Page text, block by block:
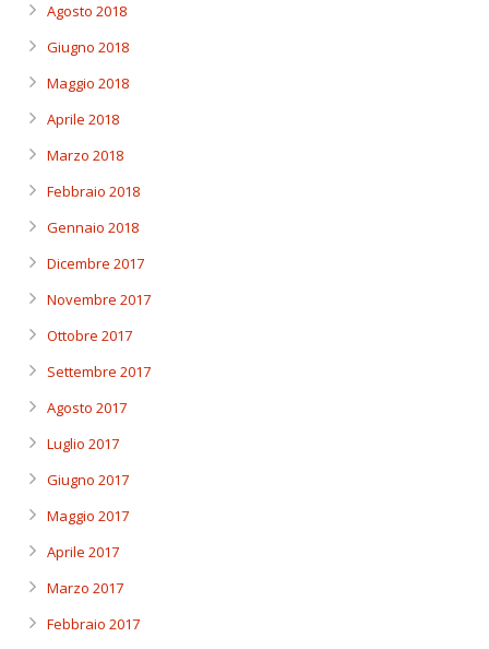
Agosto 2018
Giugno 2018
Maggio 2018
Aprile 2018
Marzo 2018
Febbraio 2018
Gennaio 2018
Dicembre 2017
Novembre 2017
Ottobre 2017
Settembre 2017
Agosto 2017
Luglio 2017
Giugno 2017
Maggio 2017
Aprile 2017
Marzo 2017
Febbraio 2017